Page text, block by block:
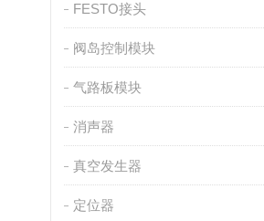
FESTO接头
阀岛控制模块
气路板模块
消声器
真空发生器
定位器